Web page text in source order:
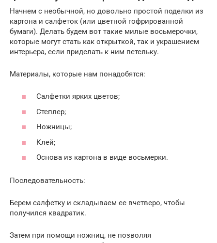
Начнем с необычной, но довольно простой поделки из
картона и салфеток (или цветной гофрированной
бумаги). Делать будем вот такие милые восьмерочки,
которые могут стать как открыткой, так и украшением
интерьера, если приделать к ним петельку.
Материалы, которые нам понадобятся:
Салфетки ярких цветов;
Степлер;
Ножницы;
Клей;
Основа из картона в виде восьмерки.
Последовательность:
Берем салфетку и складываем ее вчетверо, чтобы
получился квадратик.
Затем при помощи ножниц, не позволяя